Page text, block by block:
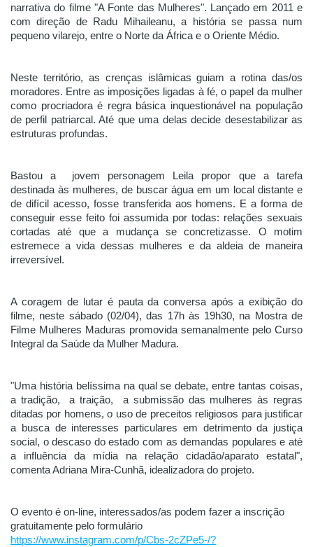
narrativa do filme "A Fonte das Mulheres". Lançado em 2011 e
com direção de Radu Mihaileanu, a história se passa num
pequeno vilarejo, entre o Norte da África e o Oriente Médio.
Neste território, as crenças islâmicas guiam a rotina das/os
moradores. Entre as imposições ligadas à fé, o papel da mulher
como procriadora é regra básica inquestionável na população
de perfil patriarcal. Até que uma delas decide desestabilizar as
estruturas profundas.
Bastou a  jovem personagem Leila propor que a tarefa
destinada às mulheres, de buscar água em um local distante e
de difícil acesso, fosse transferida aos homens. E a forma de
conseguir esse feito foi assumida por todas: relações sexuais
cortadas até que a mudança se concretizasse. O motim
estremece a vida dessas mulheres e da aldeia de maneira
irreversível.
A coragem de lutar é pauta da conversa após a exibição do
filme, neste sábado (02/04), das 17h às 19h30, na Mostra de
Filme Mulheres Maduras promovida semanalmente pelo Curso
Integral da Saúde da Mulher Madura.
"Uma história belíssima na qual se debate, entre tantas coisas,
a tradição,  a traição,  a submissão das mulheres às regras
ditadas por homens, o uso de preceitos religiosos para justificar
a busca de interesses particulares em detrimento da justiça
social, o descaso do estado com as demandas populares e até
a influência da mídia na relação cidadão/aparato estatal",
comenta Adriana Mira-Cunhã, idealizadora do projeto.
O evento é on-line, interessados/as podem fazer a inscrição
gratuitamente pelo formulário
https://www.instagram.com/p/Cbs-2cZPe5-/?